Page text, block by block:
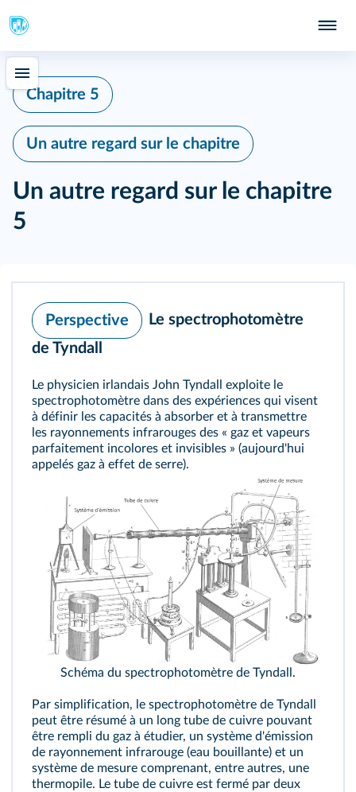
Chapitre 5
Un autre regard sur le chapitre
Un autre regard sur le chapitre
5
Perspective
Le spectrophotomètre
de Tyndall
Le physicien irlandais John Tyndall exploite le
spectrophotomètre dans des expériences qui visent
à définir les capacités à absorber et à transmettre
les rayonnements infrarouges des « gaz et vapeurs
parfaitement incolores et invisibles » (aujourd'hui
appelés gaz à effet de serre).
Schéma du spectrophotomètre de Tyndall.
Par simplification, le spectrophotomètre de Tyndall
peut être résumé à un long tube de cuivre pouvant
être rempli du gaz à étudier, un système d'émission
de rayonnement infrarouge (eau bouillante) et un
système de mesure comprenant, entre autres, une
thermopile. Le tube de cuivre est fermé par deux